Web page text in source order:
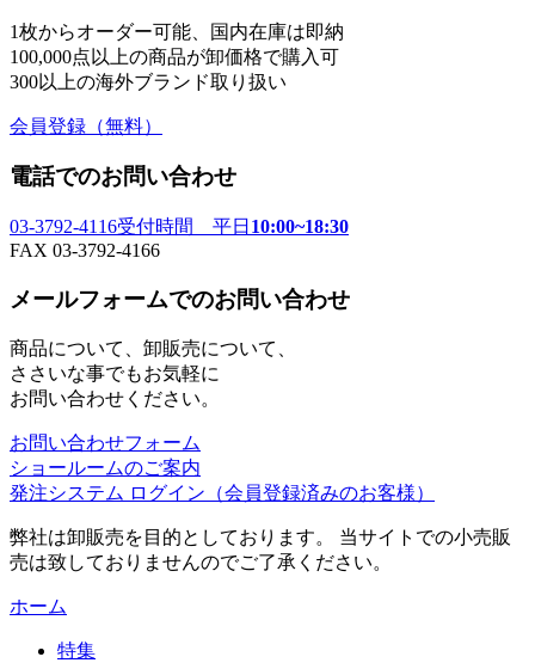
1枚からオーダー可能、国内在庫は即納
100,000点以上の商品が卸価格で購入可
300以上の海外ブランド取り扱い
会員登録 （無料）
電話でのお問い合わせ
03-3792-4116受付時間 平日 10:00~18:30
FAX 03-3792-4166
メールフォームでのお問い合わせ
商品について、卸販売について、
ささいな事でもお気軽に
お問い合わせください。
お問い合わせフォーム
ショールームのご案内
発注システム ログイン （会員登録済みのお客様）
弊社は卸販売を目的としております。 当サイトでの小売販
売は致しておりませんのでご了承ください。
ホーム
特集